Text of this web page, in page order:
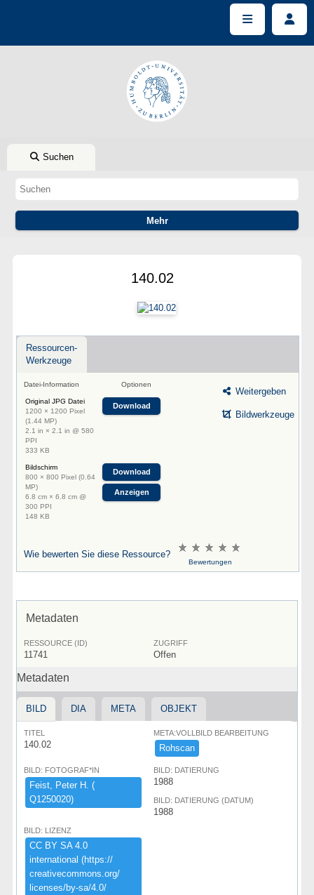
Suchen
140.02
Ressourcen-
Werkzeuge
Datei-Information Optionen
Original JPG Datei
1200 × 1200 Pixel
(1.44 MP)
2.1 in × 2.1 in @ 580
PPI
333 KB
Download
Bildschirm
800 × 800 Pixel (0.64
MP)
6.8 cm × 6.8 cm @
300 PPI
148 KB
Download
Anzeigen
Weitergeben
Bildwerkzeuge
Wie bewerten Sie diese Ressource?
Bewertungen
Metadaten
RESSOURCE (ID)
11741
ZUGRIFF
Offen
Metadaten
BILD DIA META OBJEKT
TITEL
140.02
META:VOLLBILD BEARBEITUNG
Rohscan
BILD: FOTOGRAF*IN
Feist,​ ​Peter ​H.​ ​(​
Q1250020)​
BILD: DATIERUNG
1988
BILD: DATIERUNG (DATUM)
1988
BILD: LIZENZ
CC ​BY ​SA ​4.​0 ​
international ​(​https:​/​/​
creativecommons.​org/​
licenses/​by-​sa/​4.​0/​